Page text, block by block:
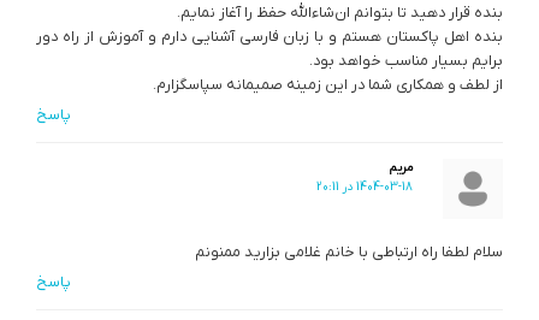
بنده قرار دهید تا بتوانم ان‌شاءالله حفظ را آغاز نمایم.
بنده اهل پاکستان هستم و با زبان فارسی آشنایی دارم و آموزش از راه دور
برایم بسیار مناسب خواهد بود.
از لطف و همکاری شما در این زمینه صمیمانه سپاسگزارم.
پاسخ
مریم
1404-03-18 در 20:11
سلام لطفا راه ارتباطی با خانم غلامی بزارید ممنونم
پاسخ